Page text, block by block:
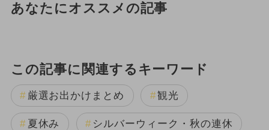
あなたにオススメの記事
この記事に関連するキーワード
厳選お出かけまとめ 観光
夏休み シルバーウィーク・秋の連休